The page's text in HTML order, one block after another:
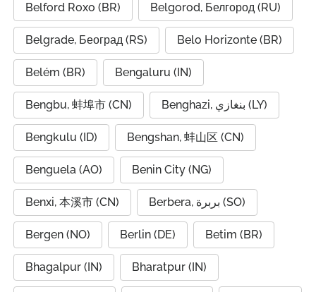
Belford Roxo (BR) Belgorod, Белгород (RU)
Belgrade, Београд (RS) Belo Horizonte (BR)
Belém (BR) Bengaluru (IN)
Bengbu, 蚌埠市 (CN) Benghazi, بنغازي (LY)
Bengkulu (ID) Bengshan, 蚌山区 (CN)
Benguela (AO) Benin City (NG)
Benxi, 本溪市 (CN) Berbera, بربرة (SO)
Bergen (NO) Berlin (DE) Betim (BR)
Bhagalpur (IN) Bharatpur (IN)